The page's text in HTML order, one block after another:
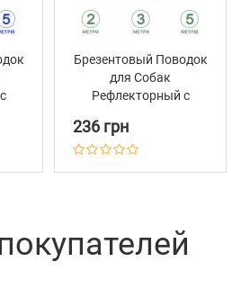
Брезентовый Поводок
для Собак
Рефлекторный с
Карабином на Замке
Barksi Армейский
236 грн